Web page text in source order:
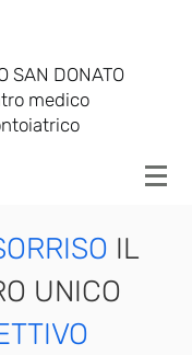
SAN DONATO
medico
IL
UNICO